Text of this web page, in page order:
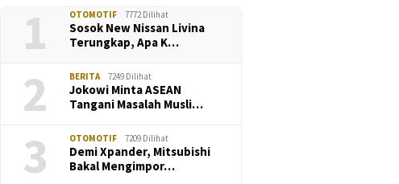
1 OTOMOTIF 7772 Dilihat
Sosok New Nissan Livina
Terungkap, Apa K…
2 BERITA 7249 Dilihat
Jokowi Minta ASEAN
Tangani Masalah Musli…
3 OTOMOTIF 7209 Dilihat
Demi Xpander, Mitsubishi
Bakal Mengimpor…